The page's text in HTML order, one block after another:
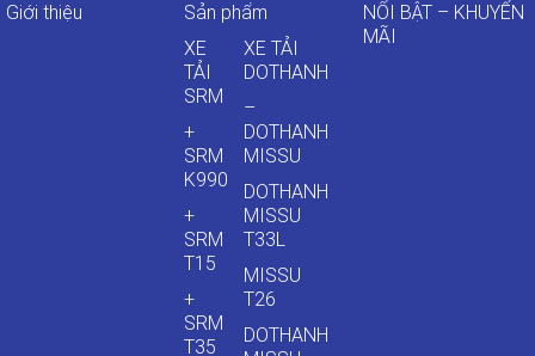
Giới thiệu
Sản phẩm
XE
TẢI
SRM
+
SRM
K990
+
SRM
T15
+
SRM
T35
XE TẢI
DOTHANH
–
DOTHANH
MISSU
DOTHANH
MISSU
T33L
MISSU
T26
DOTHANH
NỔI BẬT – KHUYẾN
MÃI